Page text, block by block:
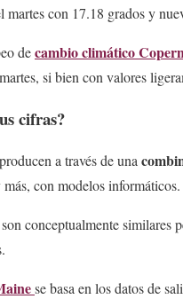
martes con 17.18 grados y
decambio climático
si bien con valores
cifras?
a través de una
más, con modelos informáticos.
conceptualmente similares
se basa en los datos de